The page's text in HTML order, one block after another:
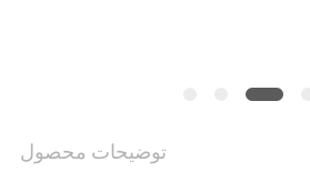
توضیحات محصول